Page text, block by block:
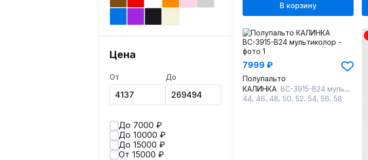
Цена
От До
До 7000 ₽
До 10000 ₽
До 15000 ₽
От 15000 ₽
В корзину
7999 ₽
Полупальто
КАЛИНКА ВС-3915-В24 мультиколор
44 46 48 50 52 54 56 58